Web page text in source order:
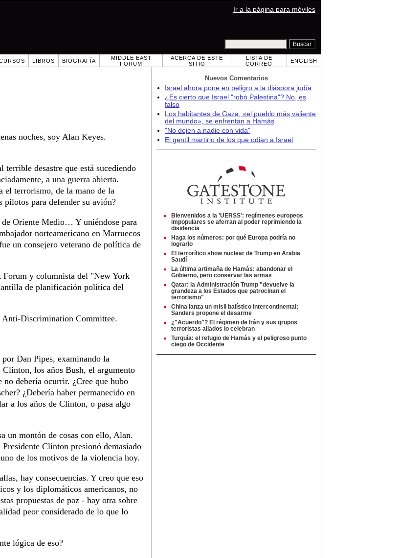
Ir a la página para móviles
LIBROS BIOGRAFÍA
MIDDLE EAST
FORUM
ACERCA DE ESTE
SITIO
LISTA DE
CORREO
ENGLISH
noches, soy Alan Keyes.
terrible desastre que está sucediendo
a una guerra abierta.
el terrorismo, de la mano de la
pilotos para defender su avión?
Oriente Medio… Y uniéndose para
norteamericano en Marruecos
un consejero veterano de política de
y columnista del "New York
de planificación política del
Anti-Discrimination Committee.
Dan Pipes, examinando la
los años Bush, el argumento
debería ocurrir. ¿Cree que hubo
¿Debería haber permanecido en
a los años de Clinton, o pasa algo
montón de cosas con ello, Alan.
Clinton presionó demasiado
de los motivos de la violencia hoy.
hay consecuencias. Y creo que eso
y los diplomáticos americanos, no
propuestas de paz - hay otra sobre
peor considerado de lo que lo
lógica de eso?
Nuevos Comentarios
Israel ahora pone en peligro a la diáspora judía
¿Es cierto que Israel "robó Palestina"? No, es
falso
Los habitantes de Gaza, «el pueblo más valiente
del mundo», se enfrentan a Hamás
"No dejen a nadie con vida"
El gentil martirio de los que odian a Israel
Bienvenidos a la 'UERSS': regímenes europeos
impopulares se aferran al poder reprimiendo la
disidencia
Haga los números: por qué Europa podría no
lograrlo
El terrorífico show nuclear de Trump en Arabia
Saudí
La última artimaña de Hamás: abandonar el
Gobierno, pero conservar las armas
Qatar: la Administración Trump "devuelve la
grandeza a los Estados que patrocinan el
terrorismo"
China lanza un misil balístico intercontinental;
Sanders propone el desarme
¿"Acuerdo"? El régimen de Irán y sus grupos
terroristas aliados lo celebran
Turquía: el refugio de Hamás y el peligroso punto
ciego de Occidente